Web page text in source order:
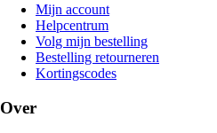
Mijn account
Helpcentrum
Volg mijn bestelling
Bestelling retourneren
Kortingscodes
Over